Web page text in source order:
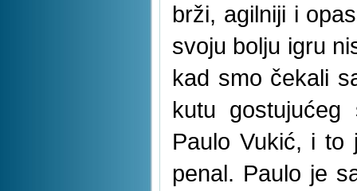
brži, agilniji i
svoju bolju igru
kad smo čekali
kutu gostujućeg
Paulo Vukić, i to
penal. Paulo je